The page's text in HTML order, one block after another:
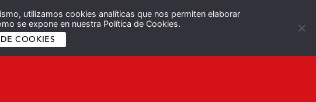
utilizamos cookies analíticas que nos permiten elaborar
se expone en nuestra Política de Cookies.
COOKIES
Español English